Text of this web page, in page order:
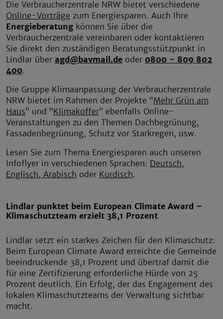
Die Verbraucherzentrale NRW bietet verschiedene
Online-Vorträge zum Energiesparen. Auch Ihre
Energieberatung können Sie über die
Verbraucherzentrale vereinbaren oder kontaktieren
Sie direkt den zuständigen Beratungsstützpunkt in
Lindlar über agd@bavmail.de oder 0800 - 809 802
400.
Die Gruppe Klimaanpassung der Verbraucherzentrale
NRW bietet im Rahmen der Projekte “Mehr Grün am
Haus” und “Klimakoffer” ebenfalls Online-
Veranstaltungen zu den Themen Dachbegrünung,
Fassadenbegrünung, Schutz vor Starkregen, usw.
Lesen Sie zum Thema Energiesparen auch unseren
Infoflyer in verschiedenen Sprachen: Deutsch,
Englisch, Arabisch oder Kurdisch.
Lindlar punktet beim European Climate Award –
Klimaschutzteam erzielt 38,1 Prozent
Lindlar setzt ein starkes Zeichen für den Klimaschutz:
Beim European Climate Award erreichte die Gemeinde
beeindruckende 38,1 Prozent und übertraf damit die
für eine Zertifizierung erforderliche Hürde von 25
Prozent deutlich. Ein Erfolg, der das Engagement des
lokalen Klimaschutzteams der Verwaltung sichtbar
macht.